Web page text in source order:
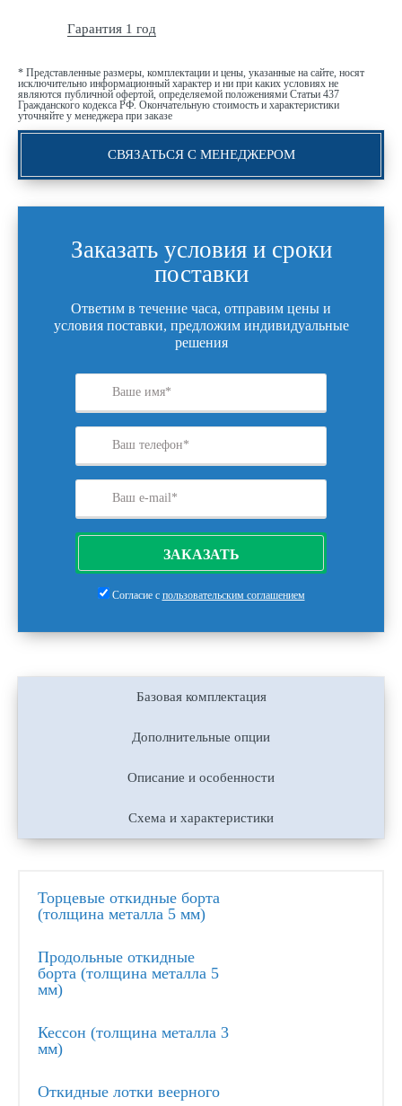
Гарантия 1 год
* Представленные размеры, комплектации и цены, указанные на сайте, носят
исключительно информационный характер и ни при каких условиях не
являются публичной офертой, определяемой положениями Статьи 437
Гражданского кодекса РФ. Окончательную стоимость и характеристики
уточняйте у менеджера при заказе
СВЯЗАТЬСЯ С МЕНЕДЖЕРОМ
Заказать условия и сроки
поставки
Ответим в течение часа, отправим цены и
условия поставки, предложим индивидуальные
решения
ЗАКАЗАТЬ
Согласие с пользовательским соглашением
Базовая комплектация
Дополнительные опции
Описание и особенности
Схема и характеристики
Торцевые откидные борта
(толщина металла 5 мм)
Продольные откидные
борта (толщина металла 5
мм)
Кессон (толщина металла 3
мм)
Откидные лотки веерного